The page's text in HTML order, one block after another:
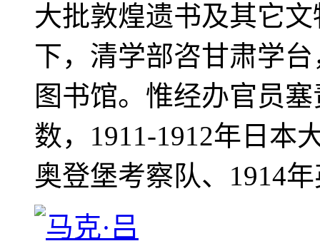
大批敦煌遗书及其它
下，清学部咨甘肃学
图书馆。惟经办官员
数，1911-1912年日本
奥登堡考察队、1914